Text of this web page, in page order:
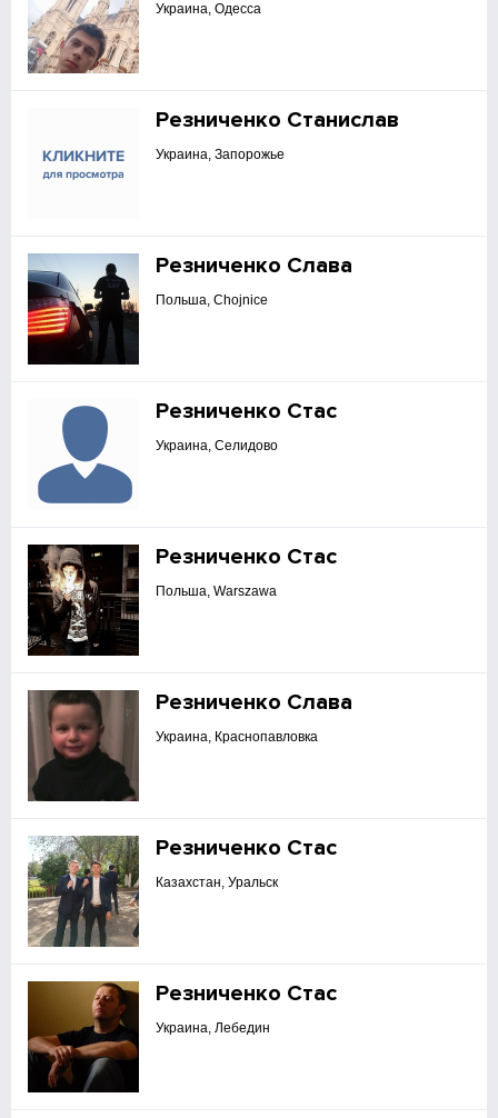
Украина, Одесса
Резниченко Станислав
Украина, Запорожье
Резниченко Слава
Польша, Chojnice
Резниченко Стас
Украина, Селидово
Резниченко Стас
Польша, Warszawa
Резниченко Слава
Украина, Краснопавловка
Резниченко Стас
Казахстан, Уральск
Резниченко Стас
Украина, Лебедин